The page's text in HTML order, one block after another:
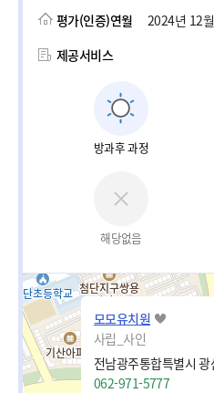
평가(인증)연월
2024년 12월
제공서비스
방과후 과정
해당없음
모모유치원
사립_사인
062-971-5777